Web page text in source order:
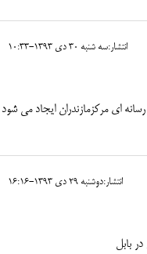
انتشار:سه شنبه 30 دی 1393-10:33
ای مرکزمازندران ایجاد می شود
انتشار:دوشنبه 29 دی 1393-16:16